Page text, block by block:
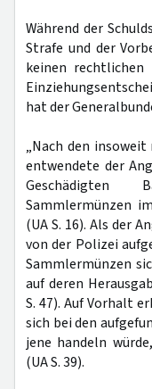
Während der
Strafe und der
keinen rechtlichen
hat der
„Nach den
entwendete der
Geschädigten
Sammlermünzen
(UA S. 16). Als der
von der Polizei
Sammlermünzen
auf deren
S. 47). Auf Vorhalt
sich bei den
jene handeln
(UA S. 39).